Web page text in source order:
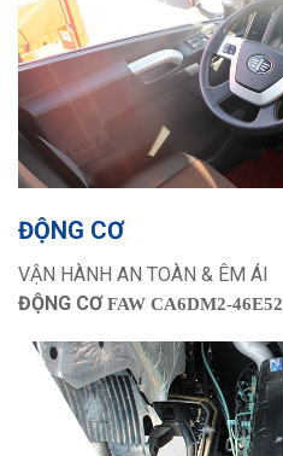
ĐỘNG CƠ
VẬN HÀNH AN TOÀN & ÊM ÁI
ĐỘNG CƠFAW CA6DM2-46E52